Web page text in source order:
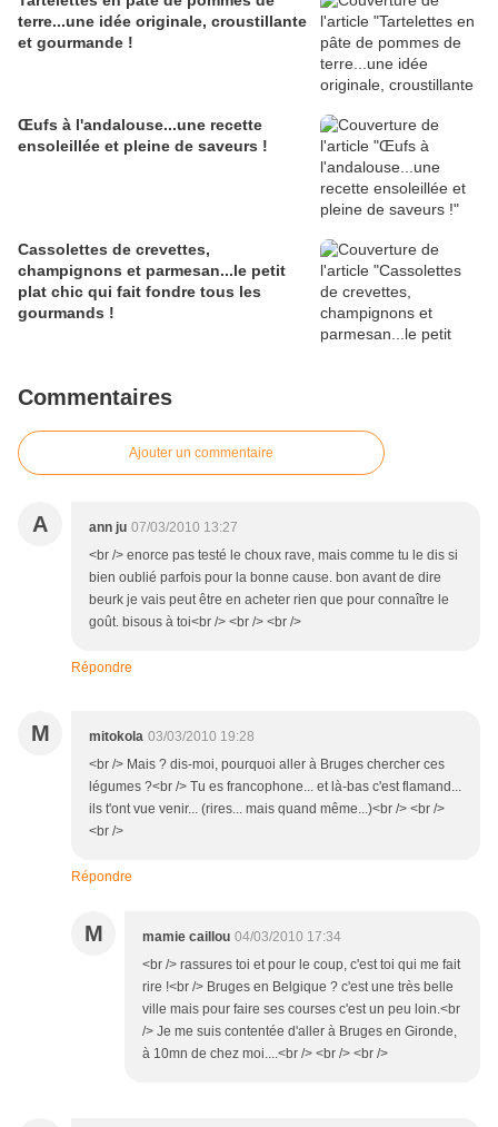
terre...une idée originale, croustillante
et gourmande !
Œufs à l'andalouse...une recette
ensoleillée et pleine de saveurs !
Cassolettes de crevettes,
champignons et parmesan...le petit
plat chic qui fait fondre tous les
gourmands !
Commentaires
Ajouter un commentaire
A ann ju 07/03/2010 13:27
<br /> enorce pas testé le choux rave, mais comme tu le dis si
bien oublié parfois pour la bonne cause. bon avant de dire
beurk je vais peut être en acheter rien que pour connaître le
goût. bisous à toi<br /> <br /> <br />
Répondre
M mitokola 03/03/2010 19:28
<br /> Mais ? dis-moi, pourquoi aller à Bruges chercher ces
légumes ?<br /> Tu es francophone... et là-bas c'est flamand...
ils t'ont vue venir... (rires... mais quand même...)<br /> <br />
<br />
Répondre
M mamie caillou 04/03/2010 17:34
<br /> rassures toi et pour le coup, c'est toi qui me fait
rire !<br /> Bruges en Belgique ? c'est une très belle
ville mais pour faire ses courses c'est un peu loin.<br
/> Je me suis contentée d'aller à Bruges en Gironde,
à 10mn de chez moi....<br /> <br /> <br />